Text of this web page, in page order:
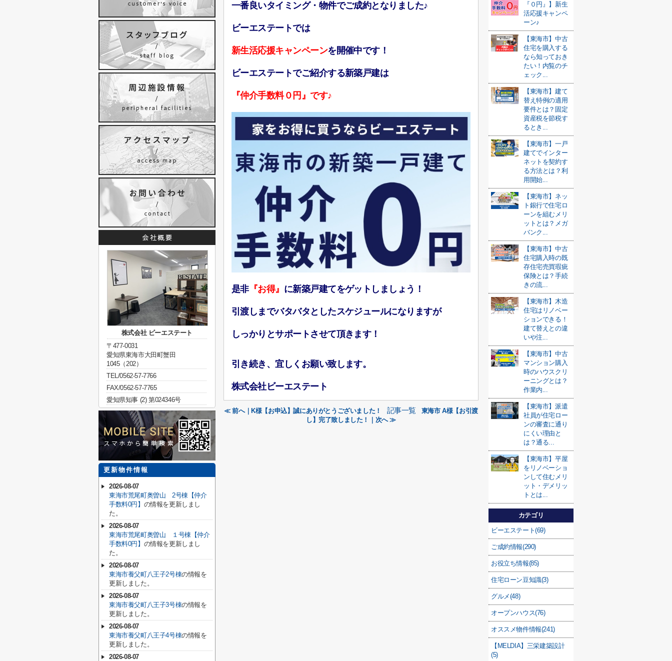
一番良いタイミング・物件でご成約となりました♪
ビーエステートでは
新生活応援キャンペーンを開催中です！
ビーエステートでご紹介する新築戸建は
『仲介手数料０円』です♪
是非『お得』 に新築戸建てをゲットしましょう！
引渡しまでバタバタとしたスケジュールになりますが
しっかりとサポートさせて頂きます！
引き続き、宜しくお願い致します。
株式会社ビーエステート
≪ 前へ｜K様【お申込】誠にありがとうございました！ 記事一覧
東海市 A様【お引渡
し】完了致しました！｜次へ ≫
『０円』】新生
活応援キャンペ
ーン♪
【東海市】中古
住宅を購入する
なら知っておき
たい！内覧のチ
ェック...
【東海市】建て
替え特例の適用
要件とは？固定
資産税を節税す
るとき...
【東海市】一戸
建てでインター
ネットを契約す
る方法とは？利
用開始...
【東海市】ネッ
ト銀行で住宅ロ
ーンを組むメリ
ットとは？メガ
バンク...
【東海市】中古
住宅購入時の既
存住宅売買瑕疵
保険とは？手続
きの流...
【東海市】木造
住宅はリノベー
ションできる！
建て替えとの違
いや注...
【東海市】中古
マンション購入
時のハウスクリ
ーニングとは？
作業内...
【東海市】派遣
社員が住宅ロー
ンの審査に通り
にくい理由と
は？通る...
【東海市】平屋
をリノベーショ
ンして住むメリ
ット・デメリッ
トとは...
カテゴリ
ビーエステート(69)
ご成約情報(290)
お役立ち情報(85)
住宅ローン豆知識(3)
グルメ(48)
オープンハウス(76)
オススメ物件情報(241)
【MELDIA】三栄建築設計
(5)
株式会社 ビーエステート
〒477-0031
愛知県東海市大田町蟹田
1045（202）
TEL/0562-57-7766
FAX/0562-57-7765
愛知県知事 (2) 第024346号
更新物件情報
2026-08-07
東海市荒尾町奥曽山 2号棟【仲介
手数料0円】 の情報を更新しまし
た。
2026-08-07
東海市荒尾町奥曽山 １号棟【仲介
手数料0円】 の情報を更新しまし
た。
2026-08-07
東海市養父町八王子2号棟の情報を
更新しました。
2026-08-07
東海市養父町八王子3号棟の情報を
更新しました。
2026-08-07
東海市養父町八王子4号棟の情報を
更新しました。
2026-08-07